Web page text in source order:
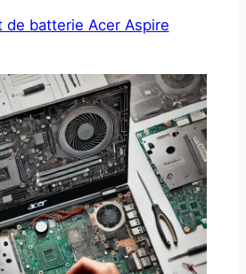
de batterie Acer Aspire